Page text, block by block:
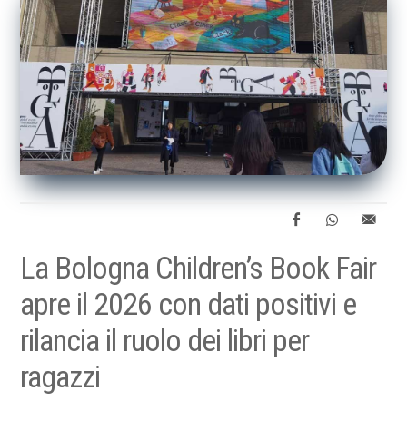
La Bologna Children’s Book Fair
apre il 2026 con dati positivi e
rilancia il ruolo dei libri per
ragazzi